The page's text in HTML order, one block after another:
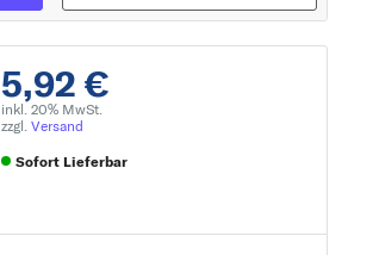
5,92 €
inkl. 20% MwSt.
zzgl. Versand
Sofort Lieferbar